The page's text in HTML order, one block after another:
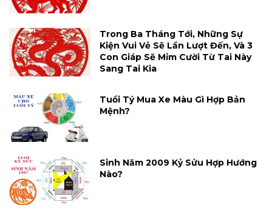
Trong Ba Tháng Tới, Những Sự
Kiện Vui Vẻ Sẽ Lần Lượt Đến, Và 3
Con Giáp Sẽ Mỉm Cười Từ Tai Này
Sang Tai Kia
Tuổi Tý Mua Xe Màu Gì Hợp Bản
Mệnh?
Sinh Năm 2009 Kỷ Sửu Hợp Hướng
Nào?